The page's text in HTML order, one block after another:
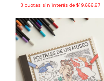
3 cuotas sin interés de $19.666,67